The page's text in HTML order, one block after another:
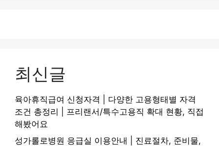
최신글
육아휴직급여 신청자격 | 다양한 고용형태별 자격
조건 총정리 | 프리랜서/특수고용직 확대 현황, 직접
해봤어요
성가롤로병원 응급실 이용안내 | 진료절차, 준비물,